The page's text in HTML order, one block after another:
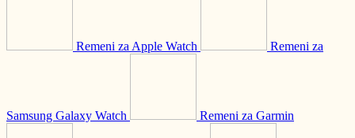
Remeni za Apple Watch Remeni za
Samsung Galaxy Watch Remeni za Garmin